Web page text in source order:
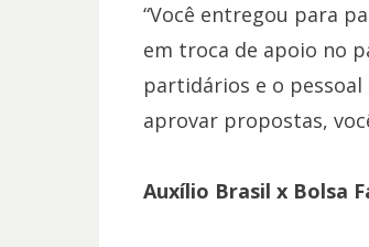
“Você entregou para
em troca de apoio no
partidários e o pessoal
aprovar propostas,
Auxílio Brasil x Bolsa